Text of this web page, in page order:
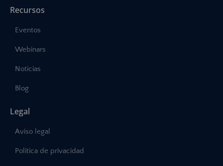
Recursos
Eventos
Webinars
Noticias
Blog
Legal
Aviso legal
Política de privacidad